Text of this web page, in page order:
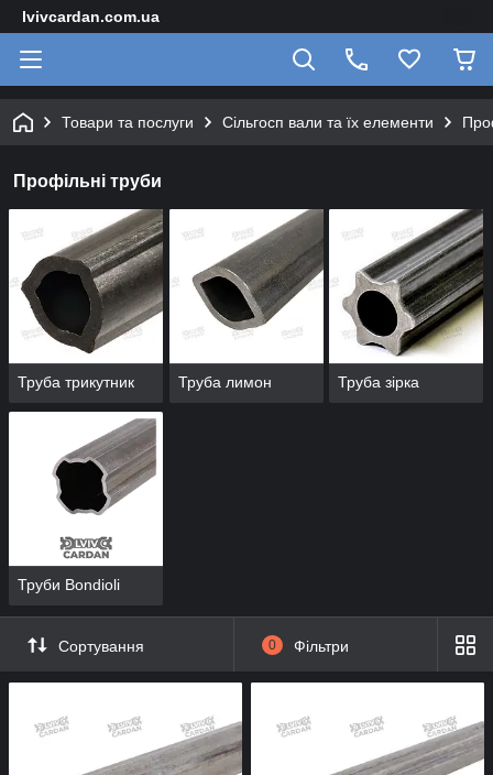
lvivcardan.com.ua
Товари та послуги Сільгосп вали та їх елементи
Профільні труби
Труба трикутник Труба лимон Труба зірка
Труби Bondioli
Сортування 0 Фільтри